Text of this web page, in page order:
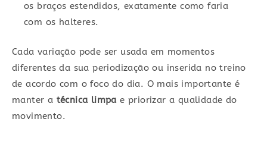
os braços estendidos, exatamente como faria
com os halteres.
Cada variação pode ser usada em momentos
diferentes da sua periodização ou inserida no treino
de acordo com o foco do dia. O mais importante é
manter a técnica limpae priorizar a qualidade do
movimento.